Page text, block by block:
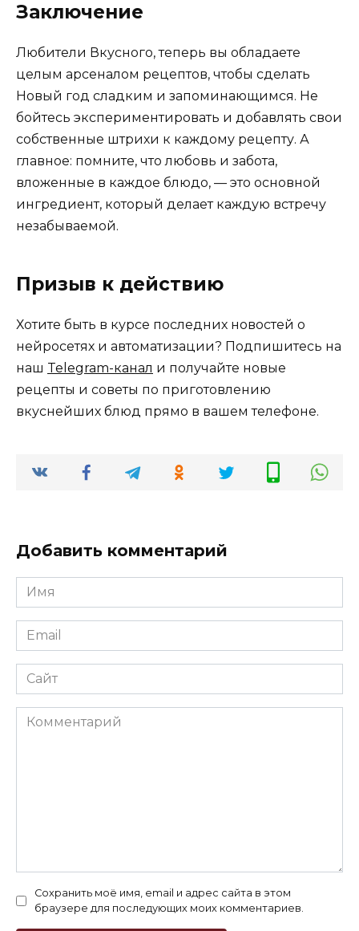
Заключение
Любители Вкусного, теперь вы обладаете
целым арсеналом рецептов, чтобы сделать
Новый год сладким и запоминающимся. Не
бойтесь экспериментировать и добавлять свои
собственные штрихи к каждому рецепту. А
главное: помните, что любовь и забота,
вложенные в каждое блюдо, — это основной
ингредиент, который делает каждую встречу
незабываемой.
Призыв к действию
Хотите быть в курсе последних новостей о
нейросетях и автоматизации? Подпишитесь на
наш Telegram-канал и получайте новые
рецепты и советы по приготовлению
вкуснейших блюд прямо в вашем телефоне.
Добавить комментарий
Имя
*
Email
*
Сайт
Комментарий
Сохранить моё имя, email и адрес сайта в этом
браузере для последующих моих комментариев.